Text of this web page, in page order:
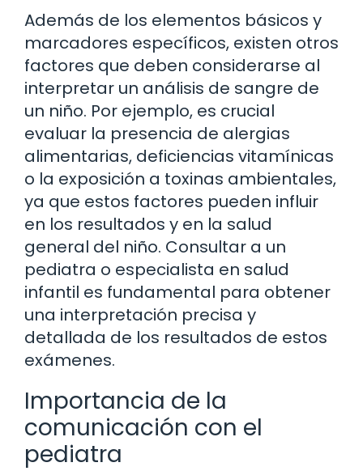
Además de los elementos básicos y
marcadores específicos, existen otros
factores que deben considerarse al
interpretar un análisis de sangre de
un niño. Por ejemplo, es crucial
evaluar la presencia de alergias
alimentarias, deficiencias vitamínicas
o la exposición a toxinas ambientales,
ya que estos factores pueden influir
en los resultados y en la salud
general del niño. Consultar a un
pediatra o especialista en salud
infantil es fundamental para obtener
una interpretación precisa y
detallada de los resultados de estos
exámenes.
Importancia de la
comunicación con el
pediatra